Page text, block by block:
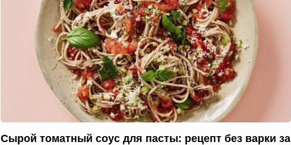
Сырой томатный соус для пасты: рецепт без варки за